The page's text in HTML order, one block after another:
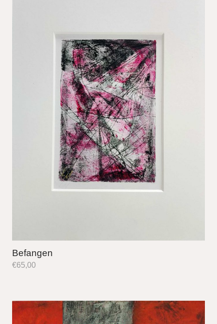
Befangen
€65,00